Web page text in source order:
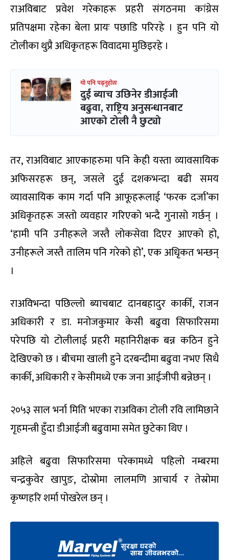
राअविबाट प्रवेश गरेकाहरू प्रहरी संगठनमा कांग्रेस
प्रतिपक्षमा रहेका बेला प्रायः पछाडि परिरहे । हुन पनि यो
टोलीका थुप्रै अधिकृतहरू विवादमा मुछिइरहे ।
यो पनि पढ्नुहोस
दुई ब्याच उछिनेर डीआईजी
बढुवा, राष्ट्रिय अनुसन्धानबाट
आएको टोली नै छुट्यो
तर, राअविबाट आएकाहरुमा पनि केही यस्ता व्यावसायिक
अफिसरहरू छन्, जसले दुई दशकभन्दा बढी समय
व्यावसायिक काम गर्दा पनि आफूहरूलाई ‘फरक दर्जा’का
अधिकृतहरू जस्तो व्यवहार गरिएको भन्दै गुनासो गर्छन् ।
‘हामी पनि उनीहरूले जस्तै लोकसेवा दिएर आएको हो,
उनीहरूले जस्तै तालिम पनि गरेको हो’, एक अधिृकत भन्छन्
।
राअविभन्दा पछिल्लो ब्याचबाट दानबहादुर कार्की, राजन
अधिकारी र डा. मनोजकुमार केसी बढुवा सिफारिसमा
परेपछि यो टोलीलाई प्रहरी महानिरीक्षक बन्न कठिन हुने
देखिएको छ । बीचमा खाली हुने दरबन्दीमा बढुवा नभए सिधै
कार्की, अधिकारी र केसीमध्ये एक जना आईजीपी बन्नेछन् ।
२०५३ साल भर्ना मिति भएका राअविका टोली रवि लामिछाने
गृहमन्त्री हुँदा डीआईजी बढुवामा समेत छुटेका थिए ।
अहिले बढुवा सिफारिसमा परेकामध्ये पहिलो नम्बरमा
चन्द्रकुवेर खापुङ, दोस्रोमा लालमणि आचार्य र तेस्रोमा
कृष्णहरि शर्मा पोखरेल छन् ।